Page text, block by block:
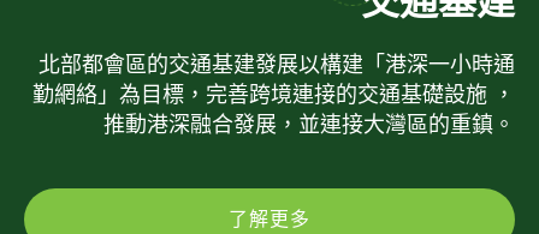
北部都會區的交通基建發展以構建「港深一小時通
勤網絡」為目標，完善跨境連接的交通基礎設施 ，
推動港深融合發展，並連接大灣區的重鎮。
了解更多